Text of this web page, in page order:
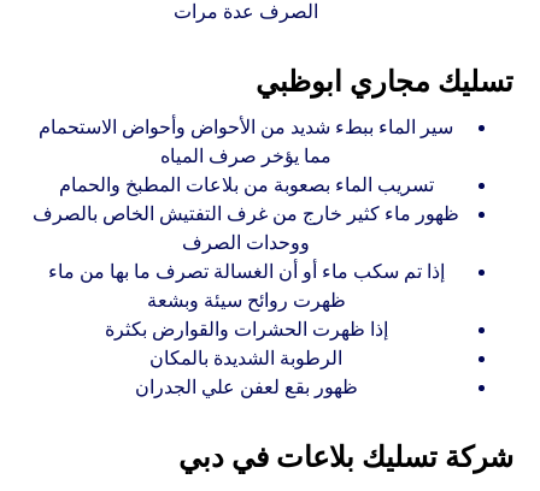
الصرف عدة مرات
تسليك مجاري ابوظبي
سير الماء ببطء شديد من الأحواض وأحواض الاستحمام
مما يؤخر صرف المياه
تسريب الماء بصعوبة من بلاعات المطبخ والحمام
ظهور ماء كثير خارج من غرف التفتيش الخاص بالصرف
ووحدات الصرف
إذا تم سكب ماء أو أن الغسالة تصرف ما بها من ماء
ظهرت روائح سيئة وبشعة
إذا ظهرت الحشرات والقوارض بكثرة
الرطوبة الشديدة بالمكان
ظهور بقع لعفن علي الجدران
شركة تسليك بلاعات في دبي